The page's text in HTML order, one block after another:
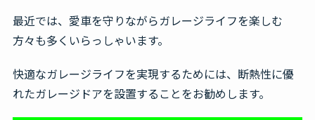
最近では、愛車を守りながらガレージライフを楽しむ
方々も多くいらっしゃいます。
快適なガレージライフを実現するためには、断熱性に優
れたガレージドアを設置することをお勧めします。